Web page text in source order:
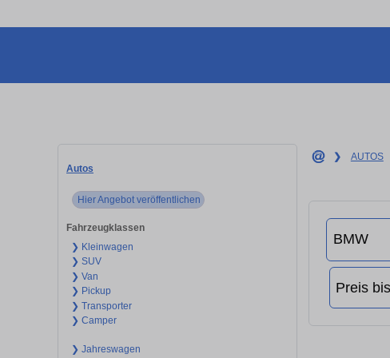
Autos
Hier Angebot veröffentlichen
Fahrzeugklassen
❯ Kleinwagen
❯ SUV
❯ Van
❯ Pickup
❯ Transporter
❯ Camper
❯ Jahreswagen
❯ AUTOS